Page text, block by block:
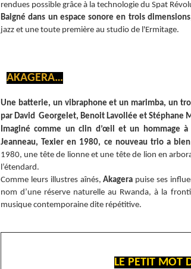
rendues possible grâce à la technologie du Spat
Baigné dans un espace sonore en trois
jazz et une toute première au studio de l'Ermitage.
AKAGERA…
Une batterie, un vibraphone et un marimba, un
par David Georgelet, Benoit Lavollée et Stéphane
Imaginé comme un clin d’œil et un hommage à
Jeanneau, Texier en 1980, ce nouveau trio a
1980, une tête de lionne et une tête de lion en
l’étendard.
Comme leurs illustres aînés,Akagera puise ses
nom d’une réserve naturelle au Rwanda, à la
musique contemporaine dite répétitive.
LE PETIT MOT